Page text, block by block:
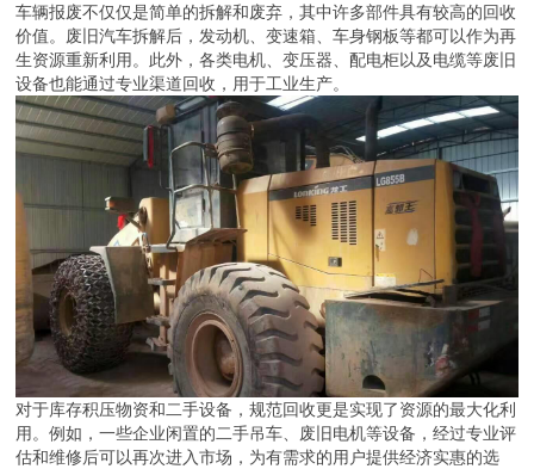
车辆报废不仅仅是简单的拆解和废弃，其中许多部件具有较高的回收
价值。废旧汽车拆解后，发动机、变速箱、车身钢板等都可以作为再
生资源重新利用。此外，各类电机、变压器、配电柜以及电缆等废旧
设备也能通过专业渠道回收，用于工业生产。
对于库存积压物资和二手设备，规范回收更是实现了资源的最大化利
用。例如，一些企业闲置的二手吊车、废旧电机等设备，经过专业评
估和维修后可以再次进入市场，为有需求的用户提供经济实惠的选